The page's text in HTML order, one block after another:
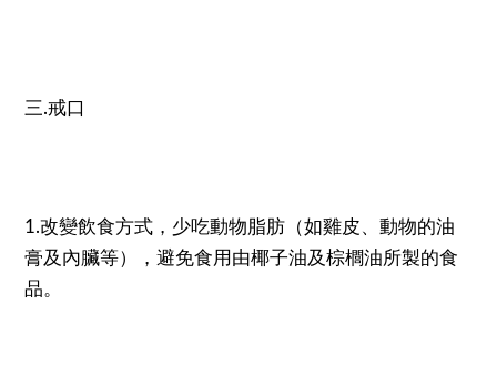
三.戒口
1.改變飲食方式，少吃動物脂肪（如雞皮、動物的油
膏及內臟等），避免食用由椰子油及棕櫚油所製的食
品。